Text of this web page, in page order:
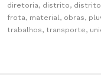
diretoria, distrito,
frota, material, obras,
trabalhos, transporte,